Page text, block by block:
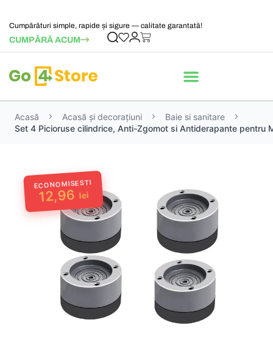
Cumpărături simple, rapide și sigure — calitate garantată!
CUMPĂRĂ ACUM
Acasă Acasă și decorațiuni
Baie si sanitare
Set 4 Picioruse cilindrice, Anti-Zgomot si Antiderapante pentru
ECONOMISESTI
12,96 lei